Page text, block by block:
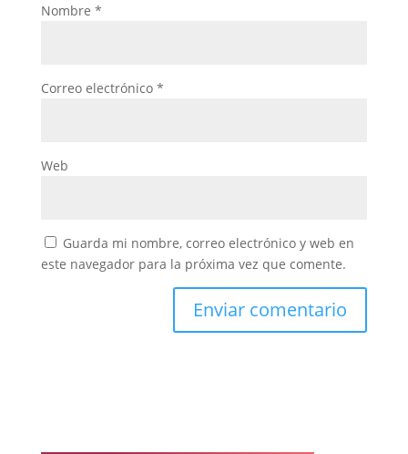
Nombre *
Correo electrónico *
Web
Guarda mi nombre, correo electrónico y web en
este navegador para la próxima vez que comente.